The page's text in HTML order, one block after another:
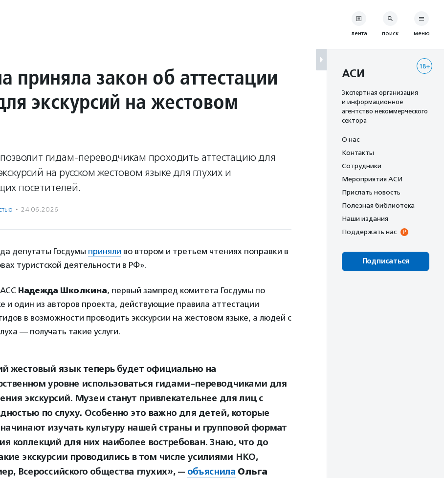
приняла закон об аттестации
экскурсий на жестовом
гидам-переводчикам проходить аттестацию для
на русском жестовом языке для глухих и
посетителей.
· 24.06.2026
депутаты Госдумы приняли во втором и третьем чтениях поправки в
туристской деятельности в РФ».
Надежда Школкина, первый зампред комитета Госдумы по
и один из авторов проекта, действующие правила аттестации
в возможности проводить экскурсии на жестовом языке, а людей с
— получать такие услуги.
жестовый язык теперь будет официально на
уровне использоваться гидами-переводчиками для
экскурсий. Музеи станут привлекательнее для лиц с
по слуху. Особенно это важно для детей, которые
изучать культуру нашей страны и групповой формат
коллекций для них наиболее востребован. Знаю, что до
экскурсии проводились в том числе усилиями НКО,
Всероссийского общества глухих», — объяснила Ольга
лента поиск меню
18+
АСИ
Экспертная организация
и информационное
агентство некоммерческого
сектора
О нас
Контакты
Сотрудники
Мероприятия АСИ
Прислать новость
Полезная библиотека
Наши издания
Поддержать нас
Подписаться